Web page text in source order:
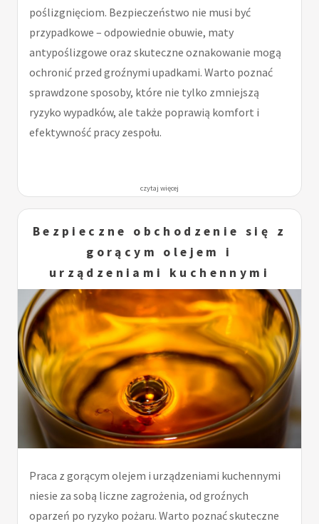
poślizgnięciom. Bezpieczeństwo nie musi być
przypadkowe – odpowiednie obuwie, maty
antypoślizgowe oraz skuteczne oznakowanie mogą
ochronić przed groźnymi upadkami. Warto poznać
sprawdzone sposoby, które nie tylko zmniejszą
ryzyko wypadków, ale także poprawią komfort i
efektywność pracy zespołu.
czytaj więcej
Bezpieczne obchodzenie się z
gorącym olejem i
urządzeniami kuchennymi
Praca z gorącym olejem i urządzeniami kuchennymi
niesie za sobą liczne zagrożenia, od groźnych
oparzeń po ryzyko pożaru. Warto poznać skuteczne